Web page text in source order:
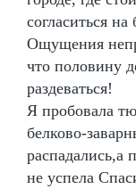
согласиться
Ощущения
что половину
раздеваться!
Я пробовала
белково-
распадались,а
не успела